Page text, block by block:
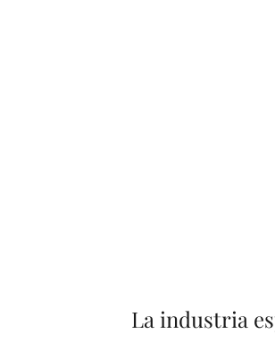
La industria